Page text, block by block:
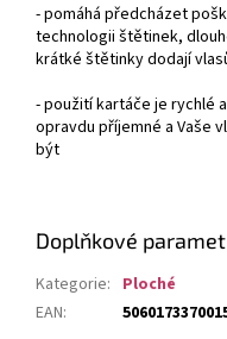
- pomáhá předcházet
technologii štětinek,
krátké štětinky dodají
- použití kartáče je rychlé
opravdu příjemné a Vaše
být
Doplňkové
Kategorie: Ploché
EAN: